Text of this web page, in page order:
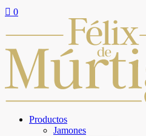
 0
Productos
Jamones